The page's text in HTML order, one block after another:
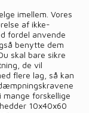
imellem. Vores
af ikke-
fordel anvende
benytte dem
skal bare sikre
de vil
flere lag, så kan
forskellige
10x40x60